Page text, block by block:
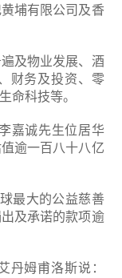
埔有限公司及香
及物业发展、酒
财务及投资、零
命科技等。
嘉诚先生位居华
逾一百八十八亿
最大的公益慈善
及承诺的款项逾
丹姆甫洛斯说：